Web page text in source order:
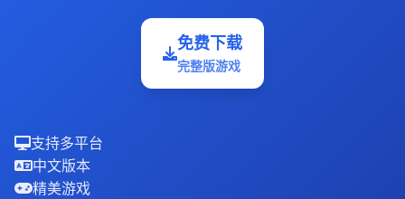
免费下载
完整版游戏
支持多平台
中文版本
精美游戏